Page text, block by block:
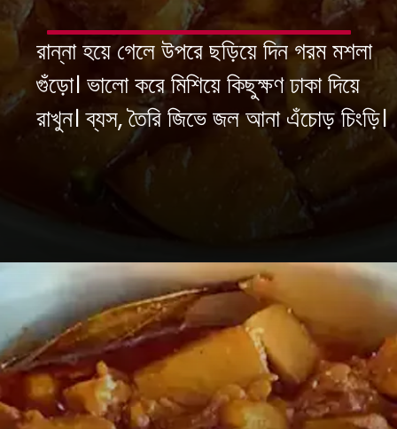
রান্না হয়ে গেলে উপরে ছড়িয়ে দিন গরম মশলা
গুঁড়ো। ভালো করে মিশিয়ে কিছুক্ষণ ঢাকা দিয়ে
রাখুন। ব্যস, তৈরি জিভে জল আনা এঁচোড় চিংড়ি।